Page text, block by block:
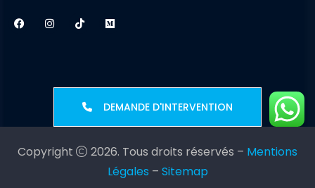
DEMANDE D'INTERVENTION
Copyright 2026. Tous droits réservés – Mentions
Légales – Sitemap